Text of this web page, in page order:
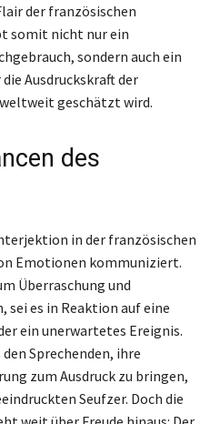
der französischen
somit nicht nur ein
sondern auch ein
Ausdruckskraft der
geschätzt wird.
des
in der französischen
Emotionen kommuniziert.
Überraschung und
sei es in Reaktion auf eine
ein unerwartetes Ereignis.
Sprechenden, ihre
zum Ausdruck zu bringen,
Seufzer. Doch die